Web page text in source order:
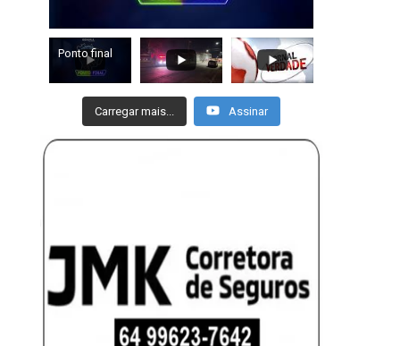
Ponto final
Carregar mais... Assinar